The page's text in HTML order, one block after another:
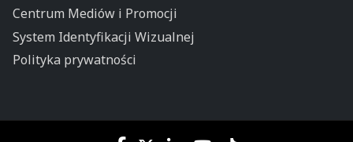
Centrum Mediów i Promocji
System Identyfikacji Wizualnej
Polityka prywatności